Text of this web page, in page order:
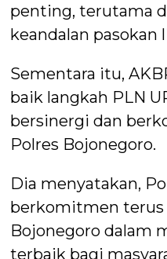
penting, terutama
keandalan pasokan
Sementara itu,
baik langkah PLN
bersinergi dan
Polres Bojonegoro.
Dia menyatakan,
berkomitmen terus
Bojonegoro dalam
terbaik bagi